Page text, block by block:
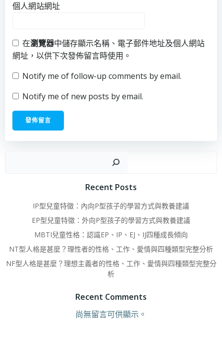
個人網站網址
在瀏覽器中儲存顯示名稱、電子郵件地址及個人網站
網址，以供下次發佈留言時使用。
Notify me of follow-up comments by email.
Notify me of new posts by email.
Recent Posts
IP型兒童特徵：內向P型孩子的學習方式與教養建議
EP型兒童特徵：外向P型孩子的學習方式與教養建議
MBTI兒童性格：認識EP、IP、EJ、IJ四種成長傾向
NT型人格是甚麼？理性者的性格、工作、愛情與四種類型完整分析
NF型人格是甚麼？理想主義者的性格、工作、愛情與四種類型完整分
析
Recent Comments
尚無留言可供顯示。